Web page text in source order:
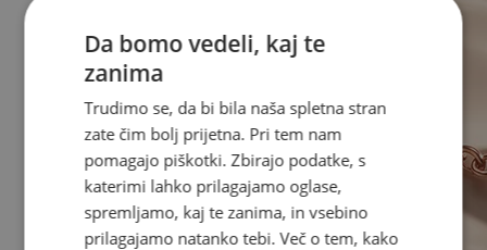
Da bomo vedeli, kaj te
zanima
Trudimo se, da bi bila naša spletna stran
zate čim bolj prijetna. Pri tem nam
pomagajo piškotki. Zbirajo podatke, s
katerimi lahko prilagajamo oglase,
spremljamo, kaj te zanima, in vsebino
prilagajamo natanko tebi. Več o tem, kako